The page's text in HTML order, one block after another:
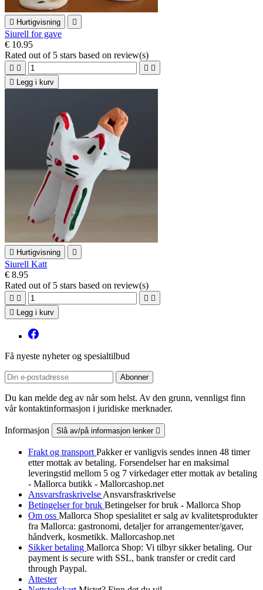
 Hurtigvisning 
Siurell for gave
€ 10.95
Rated out of 5 stars based on review(s)
   
 Legg i kurv
 Hurtigvisning 
Siurell Katt
€ 8.95
Rated out of 5 stars based on review(s)
   
 Legg i kurv
Få nyeste nyheter og spesialtilbud
Du kan melde deg av når som helst. Av den grunn, vennligst finn
vår kontaktinformasjon i juridiske merknader.
Informasjon Slå av/på informasjon lenker 
Frakt og transport Pakker er vanligvis sendes innen 48 timer
etter mottak av betaling. Forsendelser har en maksimal
leveringstid mellom 5 og 7 virkedager etter mottak av betaling
- Mallorca butikk - Mallorcashop.net
Ansvarsfraskrivelse Ansvarsfraskrivelse
Betingelser for bruk Betingelser for bruk - Mallorca Shop
Om oss Mallorca Shop spesialitet er salg av kvalitetsprodukter
fra Mallorca: gastronomi, detaljer for arrangementer/gaver,
håndverk, kosmetikk. Mallorcashop.net
Sikker betaling Mallorca Shop: Vi tilbyr sikker betaling. Our
payment is secure with SSL, bank transfer or credit card
through Paypal.
Attester